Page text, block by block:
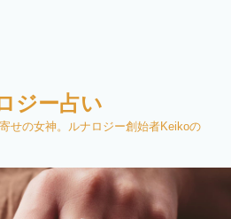
ジー占い
せの女神。ルナロジー創始者Keikoの